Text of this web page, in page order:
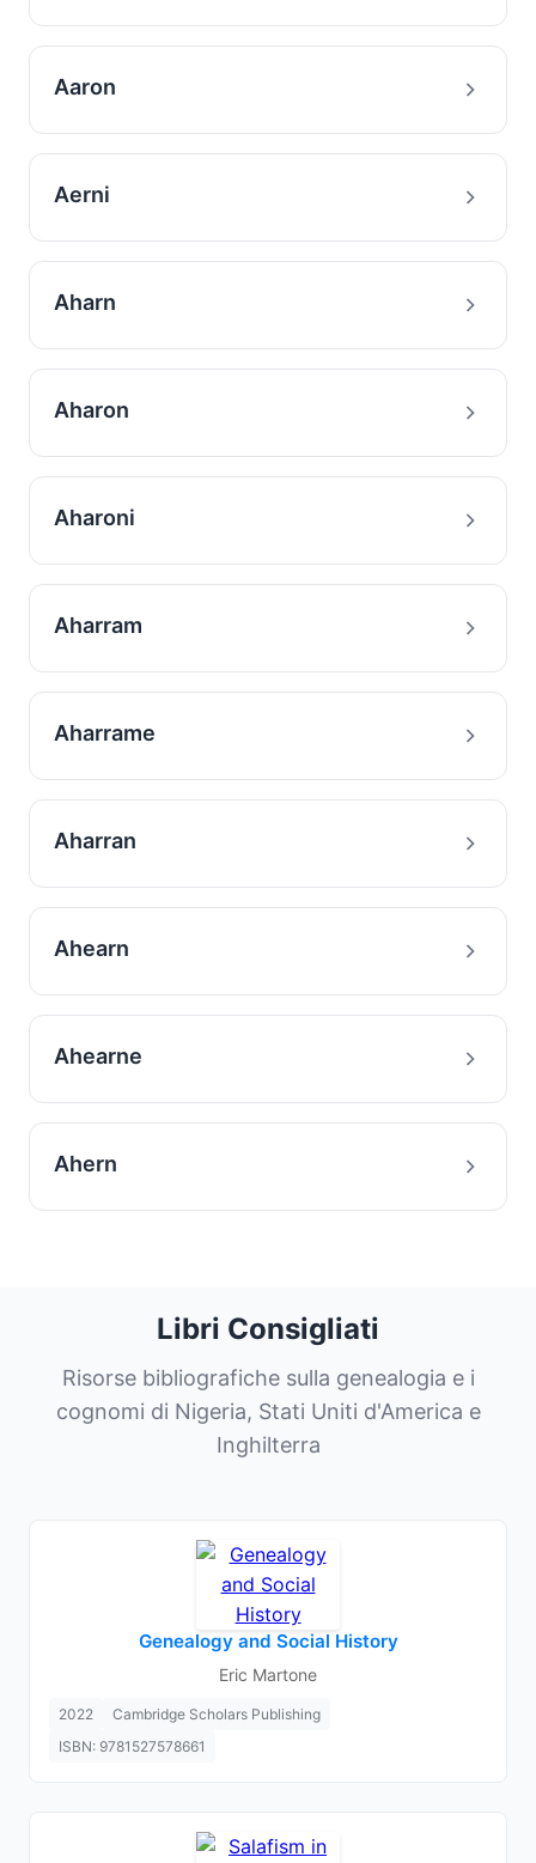
Aaron
Aerni
Aharn
Aharon
Aharoni
Aharram
Aharrame
Aharran
Ahearn
Ahearne
Ahern
Libri Consigliati
Risorse bibliografiche sulla genealogia e i
cognomi di Nigeria, Stati Uniti d'America e
Inghilterra
Genealogy and Social History
Eric Martone
2022
Cambridge Scholars Publishing
ISBN: 9781527578661